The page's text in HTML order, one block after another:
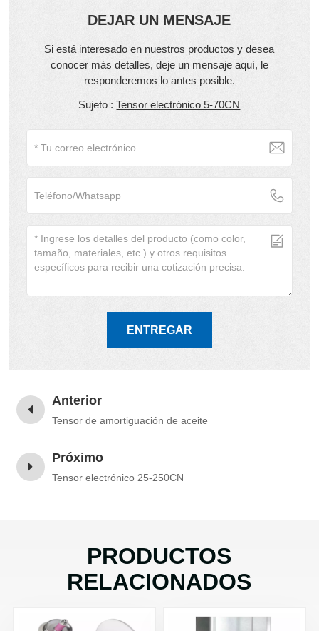
DEJAR UN MENSAJE
Si está interesado en nuestros productos y desea
conocer más detalles, deje un mensaje aquí, le
responderemos lo antes posible.
Sujeto :Tensor electrónico 5-70CN
ENTREGAR
Anterior
Tensor de amortiguación de aceite
Próximo
Tensor electrónico 25-250CN
PRODUCTOS
RELACIONADOS